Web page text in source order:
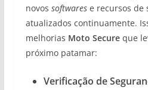
novos softwarese recursos de
atualizados continuamente.
melhorias Moto Secure que
próximo patamar:
Verificação de